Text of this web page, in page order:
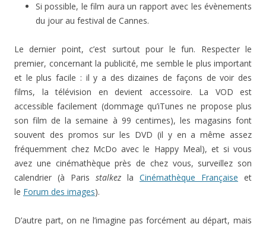
Si possible, le film aura un rapport avec les évènements
du jour au festival de Cannes.
Le dernier point, c’est surtout pour le fun. Respecter le
premier, concernant la publicité, me semble le plus important
et le plus facile : il y a des dizaines de façons de voir des
films, la télévision en devient accessoire. La VOD est
accessible facilement (dommage qu’iTunes ne propose plus
son film de la semaine à 99 centimes), les magasins font
souvent des promos sur les DVD (il y en a même assez
fréquemment chez McDo avec le Happy Meal), et si vous
avez une cinémathèque près de chez vous, surveillez son
calendrier (à Paris stalkez la Cinémathèque Française et
le Forum des images).
D’autre part, on ne l’imagine pas forcément au départ, mais